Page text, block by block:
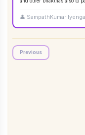
👤 SampathKumar
Previous